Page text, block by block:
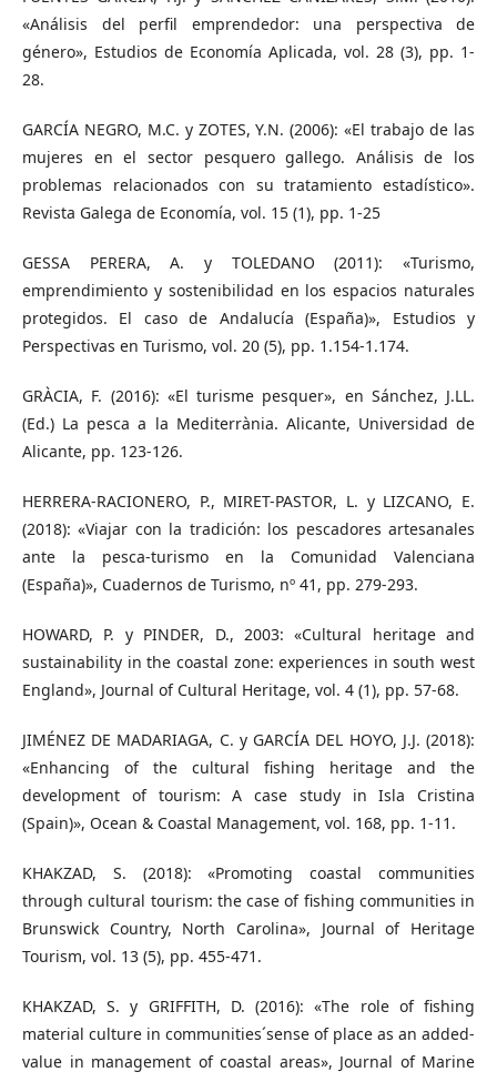
«Análisis del perfil emprendedor: una perspectiva de
género», Estudios de Economía Aplicada, vol. 28 (3), pp. 1-
28.
GARCÍA NEGRO, M.C. y ZOTES, Y.N. (2006): «El trabajo de las
mujeres en el sector pesquero gallego. Análisis de los
problemas relacionados con su tratamiento estadístico».
Revista Galega de Economía, vol. 15 (1), pp. 1-25
GESSA PERERA, A. y TOLEDANO (2011): «Turismo,
emprendimiento y sostenibilidad en los espacios naturales
protegidos. El caso de Andalucía (España)», Estudios y
Perspectivas en Turismo, vol. 20 (5), pp. 1.154-1.174.
GRÀCIA, F. (2016): «El turisme pesquer», en Sánchez, J.LL.
(Ed.) La pesca a la Mediterrània. Alicante, Universidad de
Alicante, pp. 123-126.
HERRERA-RACIONERO, P., MIRET-PASTOR, L. y LIZCANO, E.
(2018): «Viajar con la tradición: los pescadores artesanales
ante la pesca-turismo en la Comunidad Valenciana
(España)», Cuadernos de Turismo, nº 41, pp. 279-293.
HOWARD, P. y PINDER, D., 2003: «Cultural heritage and
sustainability in the coastal zone: experiences in south west
England», Journal of Cultural Heritage, vol. 4 (1), pp. 57-68.
JIMÉNEZ DE MADARIAGA, C. y GARCÍA DEL HOYO, J.J. (2018):
«Enhancing of the cultural fishing heritage and the
development of tourism: A case study in Isla Cristina
(Spain)», Ocean & Coastal Management, vol. 168, pp. 1-11.
KHAKZAD, S. (2018): «Promoting coastal communities
through cultural tourism: the case of fishing communities in
Brunswick Country, North Carolina», Journal of Heritage
Tourism, vol. 13 (5), pp. 455-471.
KHAKZAD, S. y GRIFFITH, D. (2016): «The role of fishing
material culture in communities´sense of place as an added-
value in management of coastal areas», Journal of Marine